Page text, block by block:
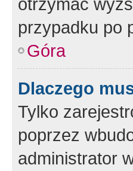
przypadku po
Góra
Dlaczego
Tylko
poprzez
administrator